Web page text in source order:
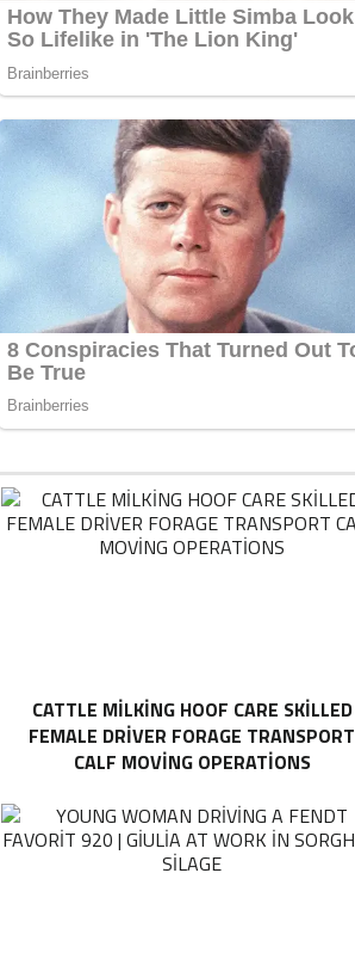
CATTLE MILKING HOOF CARE SKILLED
FEMALE DRIVER FORAGE TRANSPORT
CALF MOVING OPERATIONS